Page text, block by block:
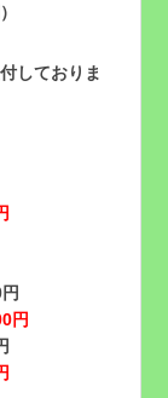
しておりま
円